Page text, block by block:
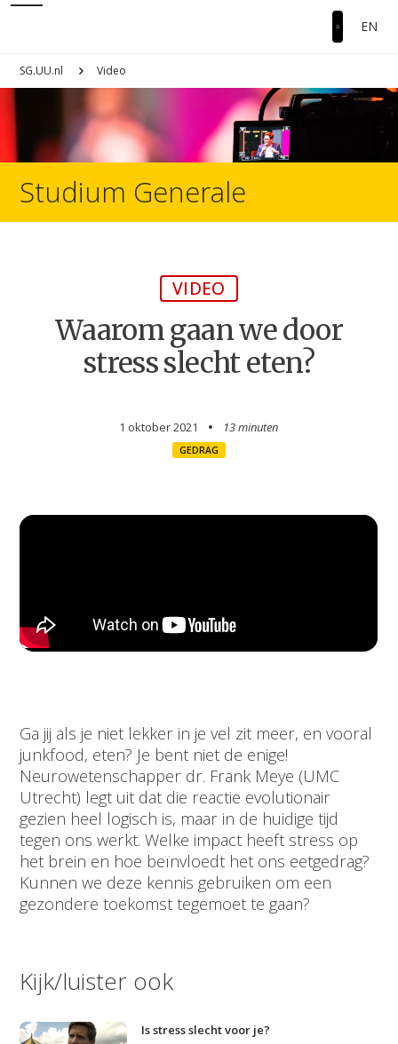
EN
SG.UU.nl Video
Studium Generale
VIDEO
Waarom gaan we door
stress slecht eten?
1 oktober 2021 13 minuten
GEDRAG
Ga jij als je niet lekker in je vel zit meer, en vooral
junkfood, eten? Je bent niet de enige!
Neurowetenschapper dr. Frank Meye (UMC
Utrecht) legt uit dat die reactie evolutionair
gezien heel logisch is, maar in de huidige tijd
tegen ons werkt. Welke impact heeft stress op
het brein en hoe beïnvloedt het ons eetgedrag?
Kunnen we deze kennis gebruiken om een
gezondere toekomst tegemoet te gaan?
Kijk/luister ook
Is stress slecht voor je?